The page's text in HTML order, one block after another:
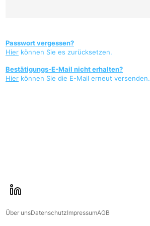
Passwort vergessen?
Hier können Sie es zurücksetzen.
Bestätigungs-E-Mail nicht erhalten?
Hier können Sie die E-Mail erneut versenden.
i
Über unsDatenschutzImpressumAGB